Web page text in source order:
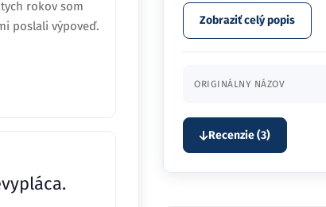
rokov som
poslali výpoveď.
Zobraziť celý popis
ORIGINÁLNY NÁZOV
Recenzie (3)